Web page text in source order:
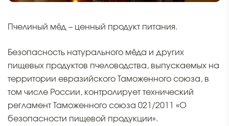
Пчелиный мёд – ценный продукт питания.
Безопасность натурального мёда и других
пищевых продуктов пчеловодства, выпускаемых на
территории евразийского Таможенного союза, в
том числе России, контролирует технический
регламент Таможенного союза 021/2011 «О
безопасности пищевой продукции».